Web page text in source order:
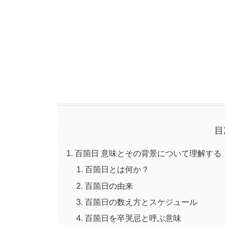
百箇日 意味とその背景について理解する
百箇日とは何か？
百箇日の由来
百箇日の数え方とスケジュール
百箇日を卒哭忌と呼ぶ意味